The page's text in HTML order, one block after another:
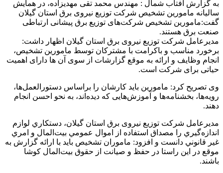
به گزارش آفتاب شمال : مهندس محمد تقی مهدیزاده، در همایش
سالیانه مامورین تشخیص شرکت توزیع نیروی برق استان گیلان
گفت:مامورین تشخیص شرکت‌های توزیع برق پیشانی ارتباطی
صنعت برق هستند.
مدیرعامل شرکت توزیع نیروی برق استان گیلان اظهار داشت:
برخورد مناسب و باکرامت با مشترکان توسط مامورین تشخیص،
انجام وظایف و ارائه به موقع گزارشات از سوی آن ها دارای اهمیت
حیاتی برای شرکت است.
وی تصریح کرد: مامورین باید کارشان را براساس دستورالعمل‌ها،
رویه‌ها، بخشنامه‌ها و آموزش‌هایی که دیده‌اند، به نحو احسن انجام
دهند.
مدیرعامل شرکت توزیع نیروی برق استان گیلان، دستكاري لوازم
اندازه‌گيري را مصداق استفاده از اموال عمومي بيت‌المال و امري
غير قانوني دانست و افزود: ماموران تشخیص باید با ارائه گزارش به
موقع در این راستا در حفظ و صیانت از حقوق بیت‌المال کوشا
باشند.